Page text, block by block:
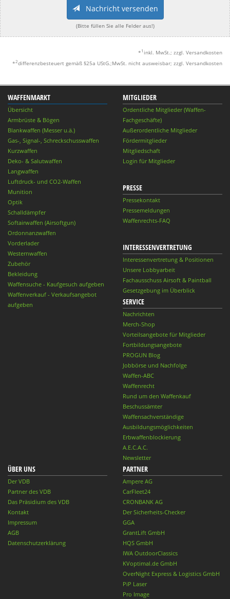
Nachricht versenden
(Bitte füllen Sie alle Felder aus!)
* 1 inkl. MwSt.; zzgl. Versandkosten
*2differenzbesteuert gemäß §25a UStG.;MwSt. nicht ausweisbar; zzgl. Versandkosten
WAFFENMARKT
Übersicht
Armbrüste & Bögen
Blankwaffen (Messer u.ä.)
Gas-, Signal-, Schreckschusswaffen
Kurzwaffen
Deko- & Salutwaffen
Langwaffen
Luftdruck- und CO2-Waffen
Munition
Optik
Schalldämpfer
Softairwaffen (Airsoftgun)
Ordonnanzwaffen
Vorderlader
Westernwaffen
Zubehör
Bekleidung
Waffensuche - Kaufgesuch aufgeben
Waffenverkauf - Verkaufsangebot
aufgeben
MITGLIEDER
Ordentliche Mitglieder (Waffen-
Fachgeschäfte)
Außerordentliche Mitglieder
Fördermitglieder
Mitgliedschaft
Login für Mitglieder
PRESSE
Pressekontakt
Pressemeldungen
Waffenrechts-FAQ
INTERESSENVERTRETUNG
Interessenvertretung & Positionen
Unsere Lobbyarbeit
Fachausschuss Airsoft & Paintball
Gesetzgebung im Überblick
SERVICE
Nachrichten
Merch-Shop
Vorteilsangebote für Mitglieder
Fortbildungsangebote
PROGUN Blog
Jobbörse und Nachfolge
Waffen-ABC
Waffenrecht
Rund um den Waffenkauf
Beschussämter
Waffensachverständige
Ausbildungsmöglichkeiten
Erbwaffenblockierung
A.E.C.A.C.
Newsletter
ÜBER UNS
Der VDB
Partner des VDB
Das Präsidium des VDB
Kontakt
Impressum
AGB
Datenschutzerklärung
PARTNER
Ampere AG
CarFleet24
CRONBANK AG
Der Sicherheits-Checker
GGA
GrantLift GmbH
HQS GmbH
IWA OutdoorClassics
KVoptimal.de GmbH
OverNight Express & Logistics GmbH
PiP Laser
Pro Image